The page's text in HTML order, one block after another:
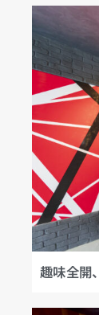
趣味全開